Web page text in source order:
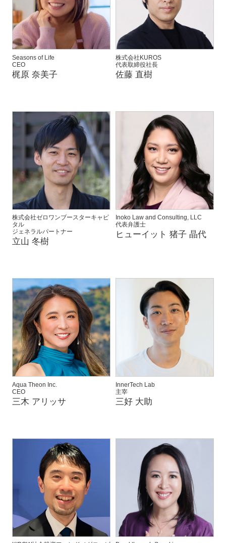
Seasons of Life
CEO
梶原 奈美子
株式会社KUROS
代表取締役社長
佐藤 直樹
株式会社ゼロワンブースターキャピ
タル
ジェネラルパートナー
立山 冬樹
Inoko Law and Consulting, LLC
代表弁護士
ヒューイット 猪子 晶代
Aqua Theon Inc.
CEO
三木 アリッサ
InnerTech Lab
主宰
三好 大助